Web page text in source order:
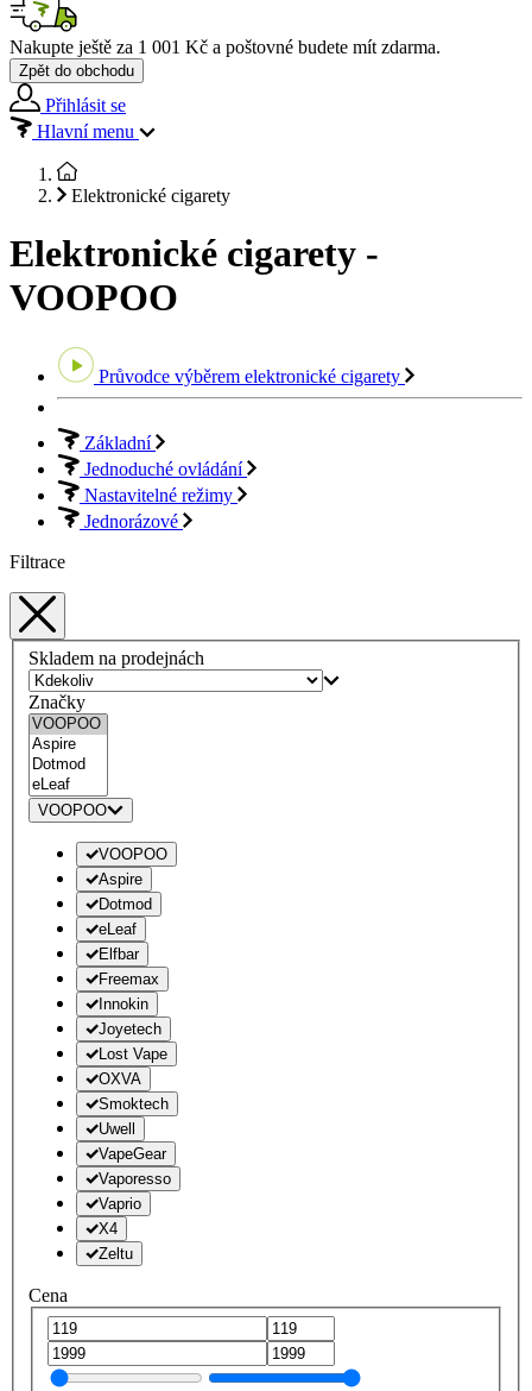
Nakupte ještě za 1 001 Kč a poštovné budete mít zdarma.
Zpět do obchodu
Přihlásit se
Hlavní menu
Elektronické cigarety
Elektronické cigarety -
VOOPOO
Průvodce výběrem elektronické cigarety
Základní
Jednoduché ovládání
Nastavitelné režimy
Jednorázové
Filtrace
Skladem na prodejnách
Značky
VOOPOO
VOOPOO
Aspire
Dotmod
eLeaf
Elfbar
Freemax
Innokin
Joyetech
Lost Vape
OXVA
Smoktech
Uwell
VapeGear
Vaporesso
Vaprio
X4
Zeltu
Cena